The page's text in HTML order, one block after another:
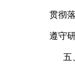
贯彻
遵守
五